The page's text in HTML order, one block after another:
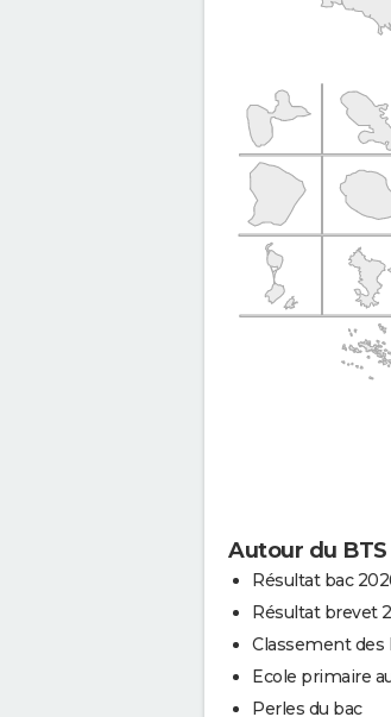
Autour du
Résultat bac
Résultat brevet
Classement des
Ecole primaire
Perles du bac